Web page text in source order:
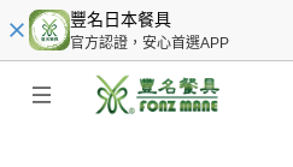
豐名日本餐具
官方認證，安心首選APP